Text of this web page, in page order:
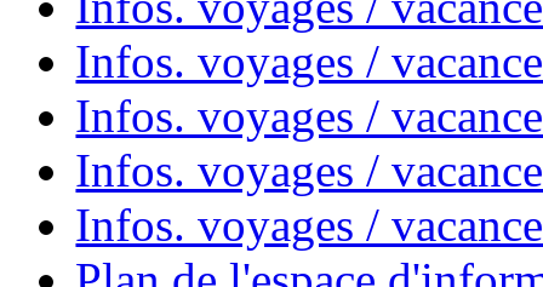
Infos. voyages /
Infos. voyages /
Infos. voyages /
Infos. voyages /